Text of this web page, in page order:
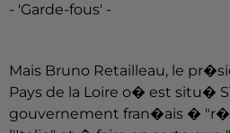
- 'Garde-fous' -
Mais Bruno Retailleau, le
Pays de la Loire o� est situ�
gouvernement fran�ais �